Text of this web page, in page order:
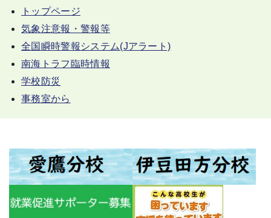
トップページ
気象注意報・警報等
全国瞬時警報システム(Jアラート)
南海トラフ臨時情報
学校防災
事務室から